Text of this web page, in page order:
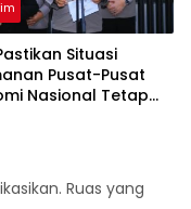
Situasi
Pusat-Pusat
Nasional Tetap
Ruas yang